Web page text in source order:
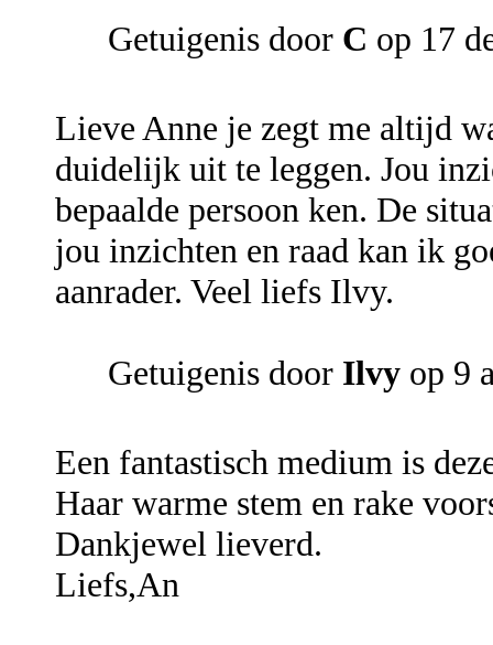
Getuigenis door C op 17
Lieve Anne je zegt me altijd
duidelijk uit te leggen. Jou
bepaalde persoon ken. De
jou inzichten en raad kan ik
aanrader. Veel liefs Ilvy.
Getuigenis door Ilvy op 9
Een fantastisch medium is
Haar warme stem en rake
Dankjewel lieverd.
Liefs,An